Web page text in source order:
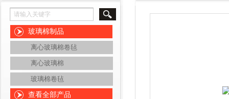
玻璃棉制品
离心玻璃棉卷毡
离心玻璃棉
玻璃棉卷毡
查看全部产品